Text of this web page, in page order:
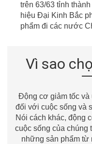
trên 63/63 tỉnh thành
hiệu Đại Kinh Bắc
phẩm đi các nước
Vì sao
Động cơ giảm tốc và
đối với cuộc sống và
Nói cách khác, động
cuộc sống của chúng
những sản phẩm từ